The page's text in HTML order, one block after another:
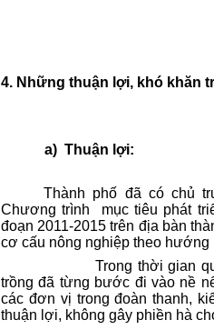
4. Những thuận lợi, khó khăn
a) Thuận lợi:
Thành phố đã có chủ
Chương trình mục tiêu phát
đoạn 2011-2015 trên địa bàn
cơ cấu nông nghiệp theo hướng
Trong thời gian
trồng đã từng bước đi vào nề
các đơn vị trong đoàn thanh,
thuận lợi, không gây phiền hà